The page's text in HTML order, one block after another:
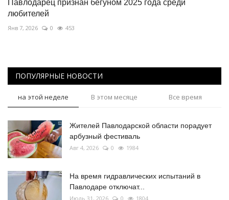
Павлодарец признан бегуном 2025 года среди
любителей
Янв 7, 2026 0 453
ПОПУЛЯРНЫЕ НОВОСТИ
на этой неделе В этом месяце Все время
Жителей Павлодарской области порадует
арбузный фестиваль
Авг 4, 2026 0 1984
На время гидравлических испытаний в
Павлодаре отключат...
Июль 31, 2026 0 1804